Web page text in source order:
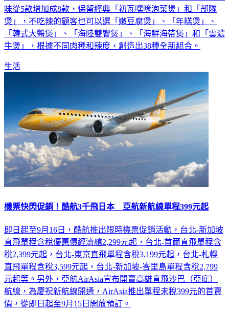
煲」，不吃辣的顧客也可以選「嫩豆腐煲」、「年糕煲」、
「韓式大醬煲」、「海陸雙饗煲」、「海鮮海帶煲」和「雪濃
牛煲」，根據不同肉種和辣度，創造出38種全新組合。
直飛單程含稅優惠價經濟艙2,299元起，台北-首爾直飛單程含
稅2,399元起，台北-東京直飛單程含稅3,199元起，台北-札幌
直飛單程含稅3,599元起，台北-新加坡-峇里島單程含稅2,799
元起等。另外，亞航AirAsia宣布開賣高雄直飛沙巴（亞庇）
航線，為慶祝新航線開通，AirAsia推出單程未稅399元的首賣
價，從即日起至9月15日開放預訂。